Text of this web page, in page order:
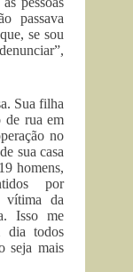
passava
se sou
Sua filha
de rua em
no
sua casa
homens,
por
vítima da
Isso me
dia todos
seja mais